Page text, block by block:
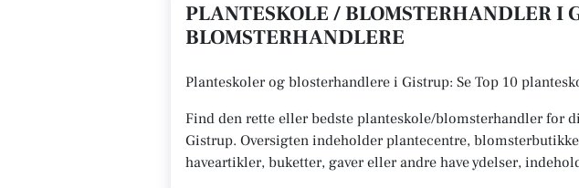
PLANTESKOLE / BLOMSTERHANDLER I
BLOMSTERHANDLERE
Planteskoler og blosterhandlere i Gistrup: Se Top 10
Find den rette eller bedste planteskole/blomsterhandler for
Gistrup. Oversigten indeholder plantecentre,
haveartikler, buketter, gaver eller andre have ydelser,